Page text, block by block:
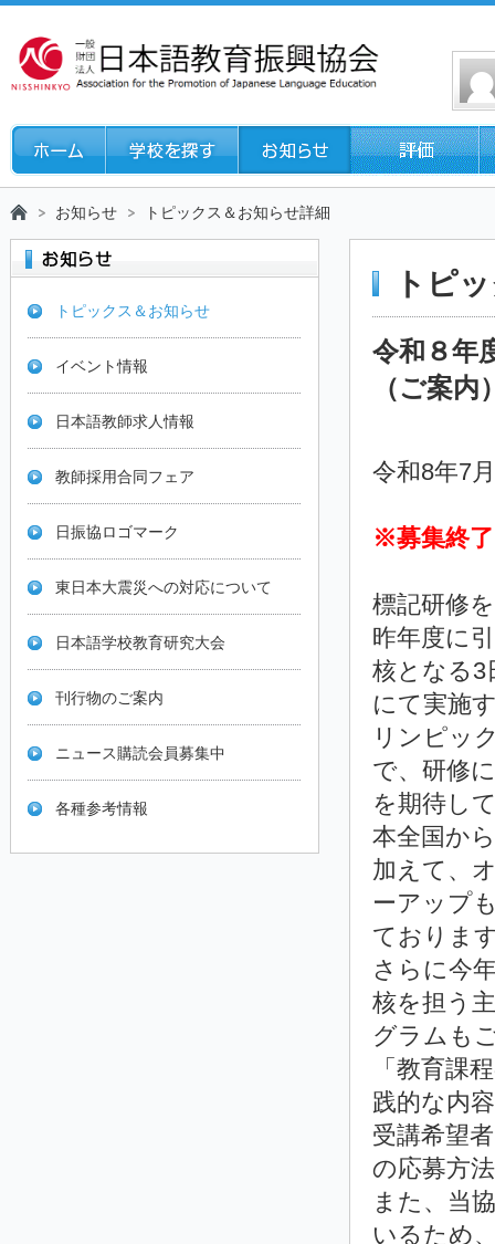
お知らせ トピックス＆お知らせ詳細
トピ
令和８年
（ご案内
令和8年7
※募集終
標記研修
昨年度に
核となる3
にて実施
リンピッ
で、研修
を期待し
本全国か
加えて、
ーアップ
ておりま
さらに今
核を担う
グラムも
「教育課
践的な内
受講希望
の応募方
また、当
いるため
トピックス＆お知らせ
イベント情報
日本語教師求人情報
教師採用合同フェア
日振協ロゴマーク
東日本大震災への対応について
日本語学校教育研究大会
刊行物のご案内
ニュース購読会員募集中
各種参考情報